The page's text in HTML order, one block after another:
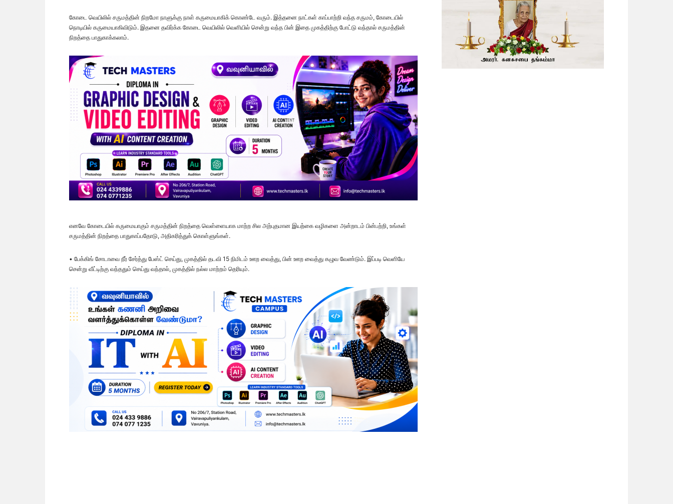
கோடை வெயிலில் சருமத்தின் நிறமோ நாளுக்கு நாள் கருமையாகிக் கொண்டே வரும். இத்தனை நாட்கள் காப்பாற்றி வந்த சருமம், கோடையில்
நொடியில் கருமையாகிவிடும். இதனை தவிர்க்க கோடை வெயிலில் வெளியில் சென்று வந்த பின் இதை முகத்திற்கு போட்டு வந்தால் சருமத்தின்
நிறத்தை பாதுகாக்கலாம்.
எனவே கோடையில் கருமையாகும் சருமத்தின் நிறத்தை வெள்ளையாக மாற்ற சில அற்புதமான இயற்கை வழிகளை அன்றாடம் பின்பற்றி, உங்கள்
சருமத்தின் நிறத்தை பாதுகாப்பதோடு, அதிகரித்துக் கொள்ளுங்கள்.
• பேக்கிங் சோடாவை நீர் சேர்த்து பேஸ்ட் செய்து, முகத்தில் தடவி 15 நிமிடம் ஊற வைத்து, பின் ஊற வைத்து கழுவ வேண்டும். இப்படி வெளியே
சென்று வீட்டிற்கு வந்ததும் செய்து வந்தால், முகத்தில் நல்ல மாற்றம் தெரியும்.